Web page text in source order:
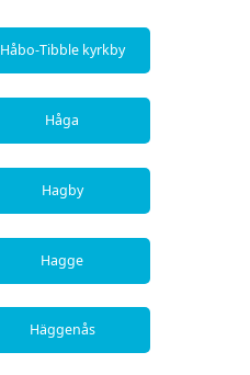
Håbo-Tibble kyrkby
Håga
Hagby
Hagge
Häggenås